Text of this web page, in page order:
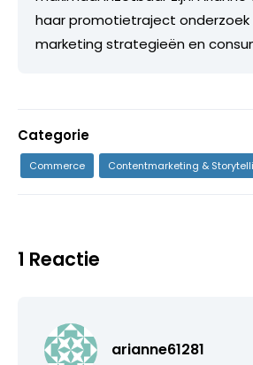
haar promotietraject onderzoek
marketing strategieën en
Categorie
Commerce Contentmarketing &
1 Reactie
arianne61281